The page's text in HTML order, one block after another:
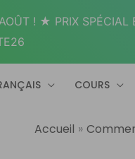
COURS
Accueil
! ★ PRIX